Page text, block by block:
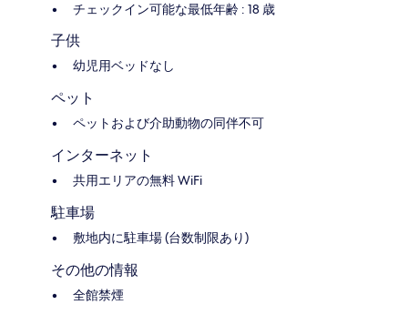
チェックイン可能な最低年齢 : 18 歳
子供
幼児用ベッドなし
ペット
ペットおよび介助動物の同伴不可
インターネット
共用エリアの無料 WiFi
駐車場
敷地内に駐車場 (台数制限あり)
その他の情報
全館禁煙